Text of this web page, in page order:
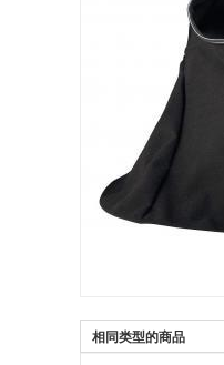
相同类型的商品